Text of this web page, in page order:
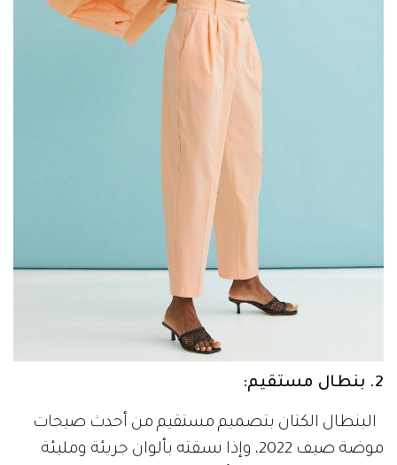
2. بنطال مستقيم:
البنطال الكتان بتصميم مستقيم من أحدث صيحات
موضة صيف 2022، وإذا نسقته بألوان جريئة ومليئة